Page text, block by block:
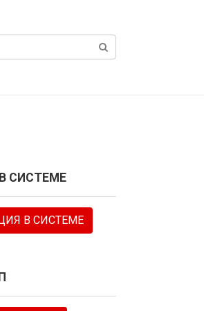
СИСТЕМЕ
В СИСТЕМЕ